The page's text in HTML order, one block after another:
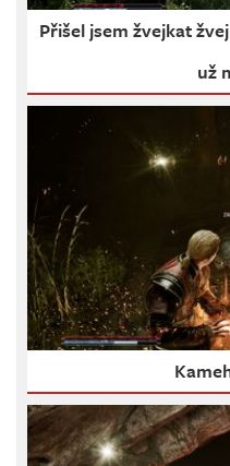
Přišel jsem žvejkat
už